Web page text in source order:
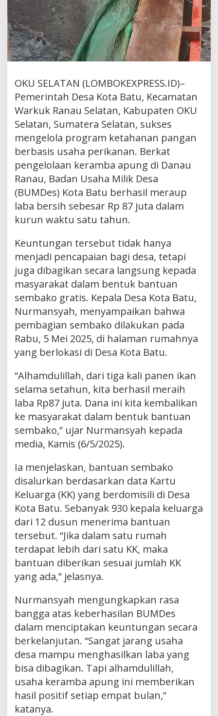
OKU SELATAN (LOMBOKEXPRESS.ID)–
Pemerintah Desa Kota Batu, Kecamatan
Warkuk Ranau Selatan, Kabupaten OKU
Selatan, Sumatera Selatan, sukses
mengelola program ketahanan pangan
berbasis usaha perikanan. Berkat
pengelolaan keramba apung di Danau
Ranau, Badan Usaha Milik Desa
(BUMDes) Kota Batu berhasil meraup
laba bersih sebesar Rp 87 juta dalam
kurun waktu satu tahun.
Keuntungan tersebut tidak hanya
menjadi pencapaian bagi desa, tetapi
juga dibagikan secara langsung kepada
masyarakat dalam bentuk bantuan
sembako gratis. Kepala Desa Kota Batu,
Nurmansyah, menyampaikan bahwa
pembagian sembako dilakukan pada
Rabu, 5 Mei 2025, di halaman rumahnya
yang berlokasi di Desa Kota Batu.
“Alhamdulillah, dari tiga kali panen ikan
selama setahun, kita berhasil meraih
laba Rp87 juta. Dana ini kita kembalikan
ke masyarakat dalam bentuk bantuan
sembako,” ujar Nurmansyah kepada
media, Kamis (6/5/2025).
Ia menjelaskan, bantuan sembako
disalurkan berdasarkan data Kartu
Keluarga (KK) yang berdomisili di Desa
Kota Batu. Sebanyak 930 kepala keluarga
dari 12 dusun menerima bantuan
tersebut. “Jika dalam satu rumah
terdapat lebih dari satu KK, maka
bantuan diberikan sesuai jumlah KK
yang ada,” jelasnya.
Nurmansyah mengungkapkan rasa
bangga atas keberhasilan BUMDes
dalam menciptakan keuntungan secara
berkelanjutan. “Sangat jarang usaha
desa mampu menghasilkan laba yang
bisa dibagikan. Tapi alhamdulillah,
usaha keramba apung ini memberikan
hasil positif setiap empat bulan,”
katanya.